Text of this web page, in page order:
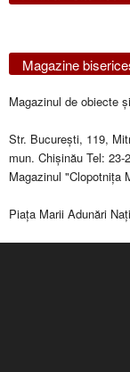
Magazine
Magazinul de obiecte
Str. Bucureşti, 119,
mun. Chişinău Tel: 23-
Magazinul "Clopotniţa
Piaţa Marii Adunări